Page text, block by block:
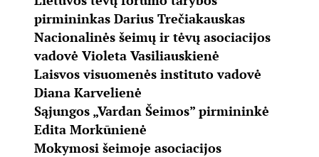
pirmininkas Darius Trečiakauskas
Nacionalinės šeimų ir tėvų asociacijos
vadovė Violeta Vasiliauskienė
Laisvos visuomenės instituto vadovė
Diana Karvelienė
Sąjungos „Vardan Šeimos” pirmininkė
Edita Morkūnienė
Mokymosi šeimoje asociacijos